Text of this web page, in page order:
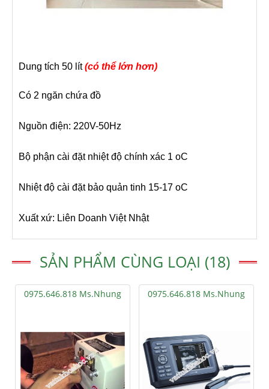
Dung tích 50 lít(có thể lớn hơn)
Có 2 ngăn chứa đồ
Nguồn điện: 220V-50Hz
Bộ phận cài đặt nhiệt độ chính xác 1 oC
Nhiệt độ cài đặt bảo quản tinh 15-17 oC
Xuất xứ: Liên Doanh Việt Nhật
SẢN PHẨM CÙNG LOẠI (18)
0975.646.818 Ms.Nhung 0975.646.818 Ms.Nhung